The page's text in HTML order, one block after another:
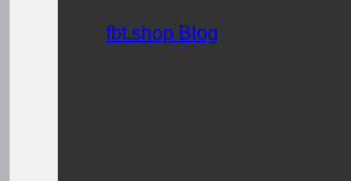
fbt.shop Blog